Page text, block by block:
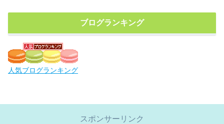
ブログランキング
人気ブログランキング
スポンサーリンク